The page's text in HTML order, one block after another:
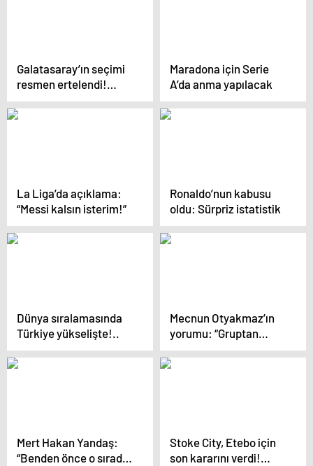
Galatasaray’ın seçimi
resmen ertelendi!…
Maradona için Serie
A’da anma yapılacak
La Liga’da açıklama:
“Messi kalsın isterim!”
Ronaldo’nun kabusu
oldu: Sürpriz istatistik
Dünya sıralamasında
Türkiye yükselişte!..
Mecnun Otyakmaz’ın
yorumu: “Gruptan
neden çıkamayalım?”
Mert Hakan Yandaş:
“Benden önce o sırada
Stoke City, Etebo için
son kararını verdi!…